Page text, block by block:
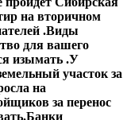
на вторичном
.Виды
для вашего
изымать .У
участок за
на
за перенос
Банки